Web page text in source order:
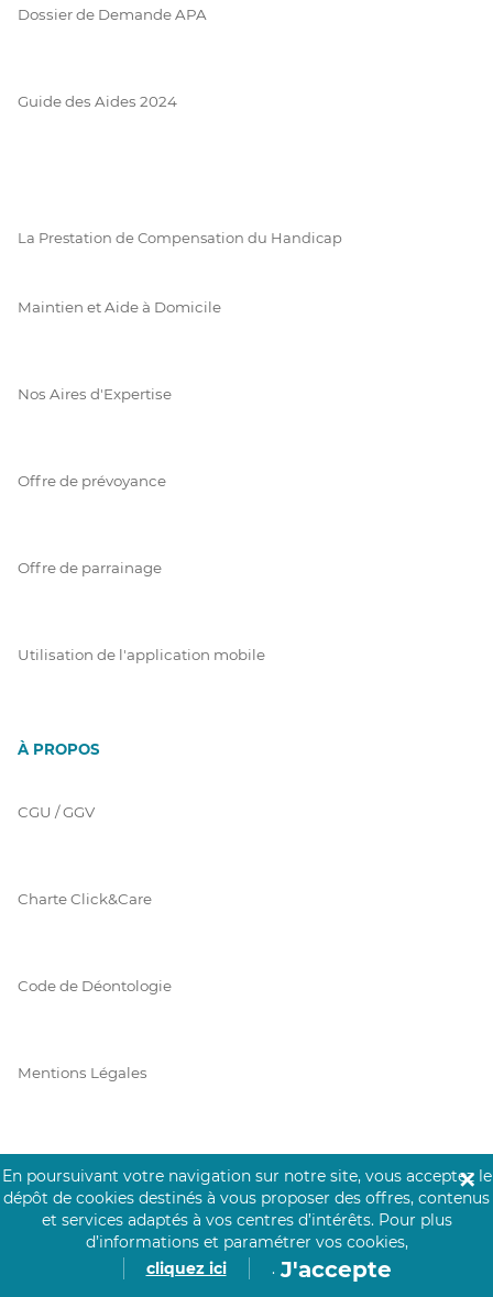
Dossier de Demande APA
Guide des Aides 2024
La Prestation de Compensation du Handicap
Maintien et Aide à Domicile
Nos Aires d'Expertise
Offre de prévoyance
Offre de parrainage
Utilisation de l'application mobile
À PROPOS
CGU / GGV
Charte Click&Care
Code de Déontologie
Mentions Légales
Prérequis Click&Care
Protection des Données
En poursuivant votre navigation sur notre site, vous acceptez le
dépôt de cookies destinés à vous proposer des offres, contenus
et services adaptés à vos centres d’intérêts. Pour plus
d’informations et paramétrer vos cookies,
cliquez ici
. J'accepte
✕